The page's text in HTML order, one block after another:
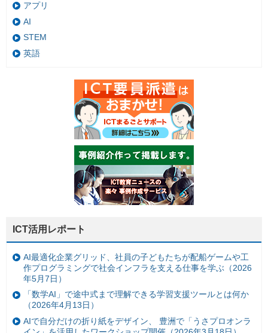
アプリ
AI
STEM
英語
ICT活用レポート
AI最適化企業グリッド、社員の子どもたちが配船ゲームや工
作プログラミングで社会インフラを支える仕事を学ぶ（2026
年5月7日）
「数学AI」で途中式まで理解できる学習支援ツールとは何か
（2026年4月13日）
AIで自分だけの折り紙をデザイン、 豊洲で「うさプロオンラ